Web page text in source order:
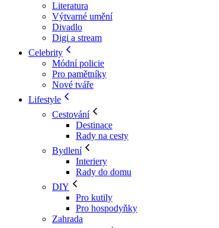
Literatura
Výtvarné umění
Divadlo
Digi a stream
Celebrity
Módní policie
Pro pamětníky
Nové tváře
Lifestyle
Cestování
Destinace
Rady na cesty
Bydlení
Interiery
Rady do domu
DIY
Pro kutily
Pro hospodyňky
Zahrada